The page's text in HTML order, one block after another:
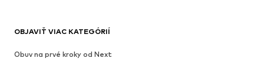
OBJAVIŤ VIAC KATEGÓRIÍ
Obuv na prvé kroky od Next